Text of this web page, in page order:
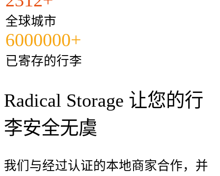
全球城市
6000000+
已寄存的行李
Radical Storage 让您的行
李安全无虞
我们与经过认证的本地商家合作，并